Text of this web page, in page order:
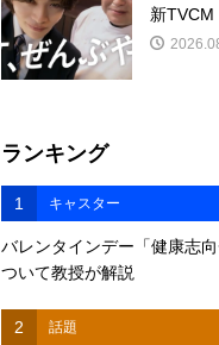
新TVCM
ランキング
1 キャスター
バレンタインデー「健康志
ついて教授が解説
2 話題